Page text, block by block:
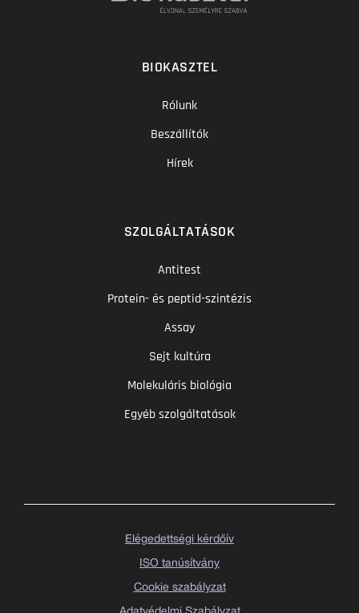
BIOKASZTEL
Rólunk
Beszállítók
Hírek
SZOLGÁLTATÁSOK
Antitest
Protein- és peptid-szintézis
Assay
Sejt kultúra
Molekuláris biológia
Egyéb szolgáltatások
Elégedettségi kérdőív
ISO tanúsítvány
Cookie szabályzat